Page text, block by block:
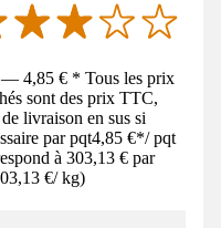
4,85 € * Tous les prix
sont des prix TTC,
livraison en sus si
par pqt4,85 €*/ pqt
à 303,13 € par
€/ kg)